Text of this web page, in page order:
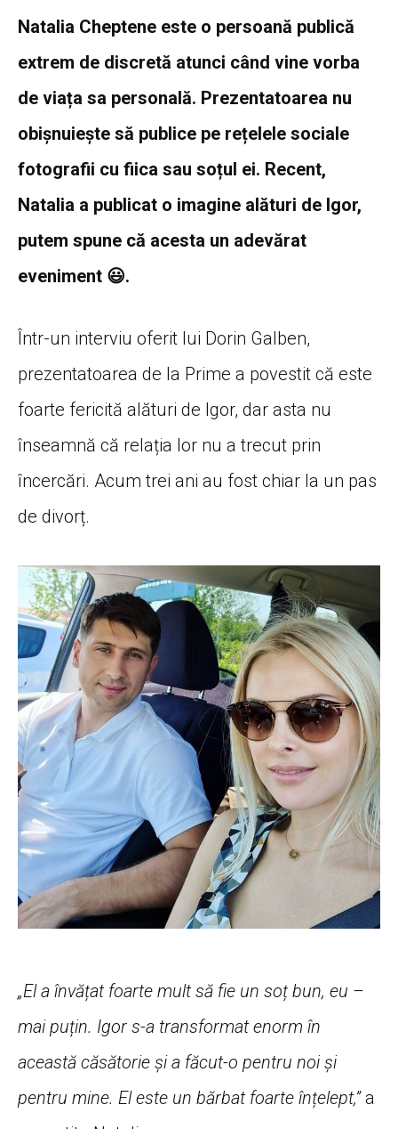
Natalia Cheptene este o persoană publică
extrem de discretă atunci când vine vorba
de viața sa personală. Prezentatoarea nu
obișnuiește să publice pe rețelele sociale
fotografii cu fiica sau soțul ei. Recent,
Natalia a publicat o imagine alături de Igor,
putem spune că acesta un adevărat
eveniment 😃.
Într-un interviu oferit lui Dorin Galben,
prezentatoarea de la Prime a povestit că este
foarte fericită alături de Igor, dar asta nu
înseamnă că relația lor nu a trecut prin
încercări. Acum trei ani au fost chiar la un pas
de divorț.
„El a învățat foarte mult să fie un soț bun, eu –
mai puțin. Igor s-a transformat enorm în
această căsătorie și a făcut-o pentru noi și
pentru mine. El este un bărbat foarte înțelept,”a